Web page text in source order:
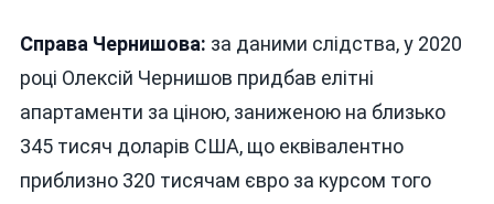
Справа Чернишова: за даними слідства, у 2020
році Олексій Чернишов придбав елітні
апартаменти за ціною, заниженою на близько
345 тисяч доларів США, що еквівалентно
приблизно 320 тисячам євро за курсом того